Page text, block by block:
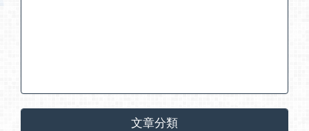
文章分類